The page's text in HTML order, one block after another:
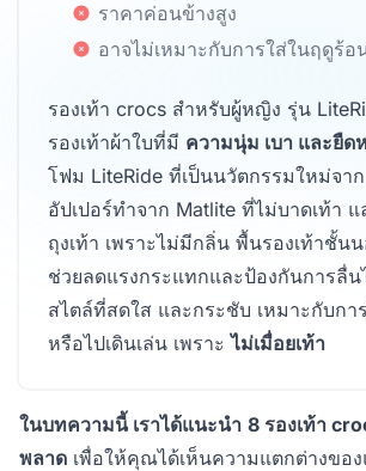
ราคาค่อนข้างสูง
อาจไม่เหมาะกับการใส่ในฤดูร้อ
รองเท้า crocs สำหรับผู้หญิง รุ่น
รองเท้าผ้าใบที่มี ความนุ่ม เบา และยืด
โฟม LiteRide ที่เป็นนวัตกรรมใหม่จา
อัปเปอร์ทำจาก Matlite ที่ไม่บาดเท้า แ
ถุงเท้า เพราะไม่มีกลิ่น พื้นรองเท้าชั้น
ช่วยลดแรงกระแทกและป้องกันการลื่น
สไตล์ที่สดใส และกระชับ เหมาะกับกา
หรือไปเดินเล่น เพราะไม่เมื่อยเท้า
ในบทความนี้ เราได้แนะนำ 8 รองเท้า
พลาด เพื่อให้คุณได้เห็นความแตกต่างขอ